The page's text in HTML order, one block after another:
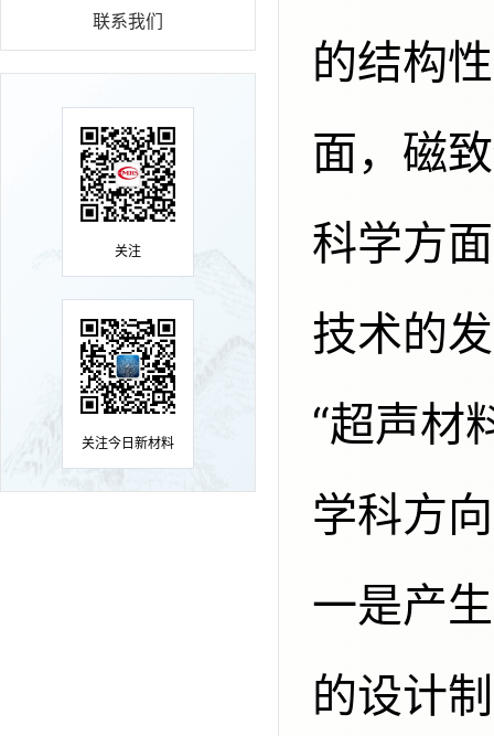
联系我们
关注
关注今日新材料
的结构
面，磁
科学方
技术的
“超声材
学科方
一是产
的设计